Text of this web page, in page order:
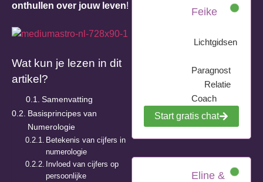
onthullen over jouw leven!
Wat kun je lezen in dit
artikel?
Samenvatting
Basisprincipes van
Numerologie
Betekenis van cijfers in
numerologie
Invloed van cijfers op
persoonlijke
Feike
Lichtgidsen
Paragnost
Relatie
Coach
Start gratis chat
Eline &